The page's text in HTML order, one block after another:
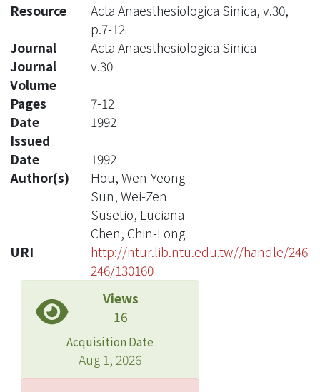
Resource
Acta Anaesthesiologica Sinica, v.30,
p.7-12
Journal
Acta Anaesthesiologica Sinica
Journal
Volume
v.30
Pages
7-12
Date
Issued
1992
Date
1992
Author(s)
Hou, Wen-Yeong
Sun, Wei-Zen
Susetio, Luciana
Chen, Chin-Long
URI
http://ntur.lib.ntu.edu.tw//handle/246
246/130160
Views
16
Acquisition Date
Aug 1, 2026